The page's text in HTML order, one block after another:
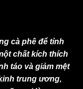
cà phê để tỉnh
chất kích thích
táo và giảm mệt
trung ương,